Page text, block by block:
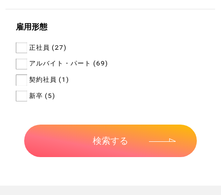
雇用形態
正社員 (27)
アルバイト・パート (69)
契約社員 (1)
新卒 (5)